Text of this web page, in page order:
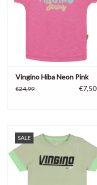
Vingino Hiba Neon Pink
€24,99 €7,50
SALE